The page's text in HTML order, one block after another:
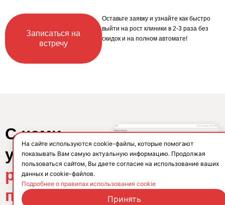
Записаться на
встречу
Оставьте заявку и узнайте как быстро
выйти на рост клиники в 2-3 раза без
скидок и на полном автомате!
С нами
успешно
растут в
прибыли
На сайте используются cookie-файлы, которые помогают
показывать Вам самую актуальную информацию. Продолжая
пользоваться сайтом, Вы даете согласие на использование ваших
данных и cookie-файлов.
Подробнее о правилах использования cookie
Принять